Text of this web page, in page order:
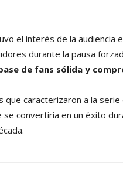
el interés de la audiencia
durante la pausa
de fans sólida y
caracterizaron a la
convertiría en un éxito